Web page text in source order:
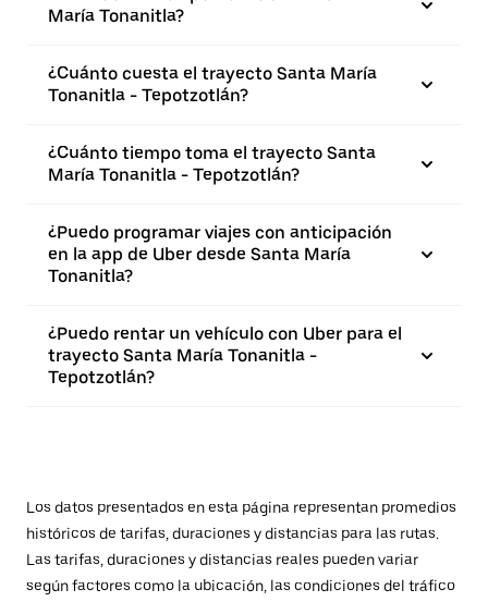
María Tonanitla?
¿Cuánto cuesta el trayecto Santa María
Tonanitla - Tepotzotlán?
¿Cuánto tiempo toma el trayecto Santa
María Tonanitla - Tepotzotlán?
¿Puedo programar viajes con anticipación
en la app de Uber desde Santa María
Tonanitla?
¿Puedo rentar un vehículo con Uber para el
trayecto Santa María Tonanitla -
Tepotzotlán?
Los datos presentados en esta página representan promedios
históricos de tarifas, duraciones y distancias para las rutas.
Las tarifas, duraciones y distancias reales pueden variar
según factores como la ubicación, las condiciones del tráfico